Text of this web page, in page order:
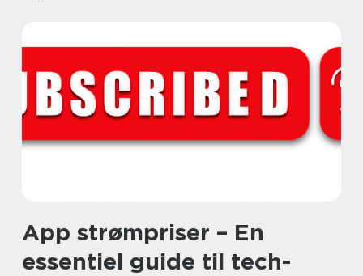
App strømpriser – En
essentiel guide til tech-